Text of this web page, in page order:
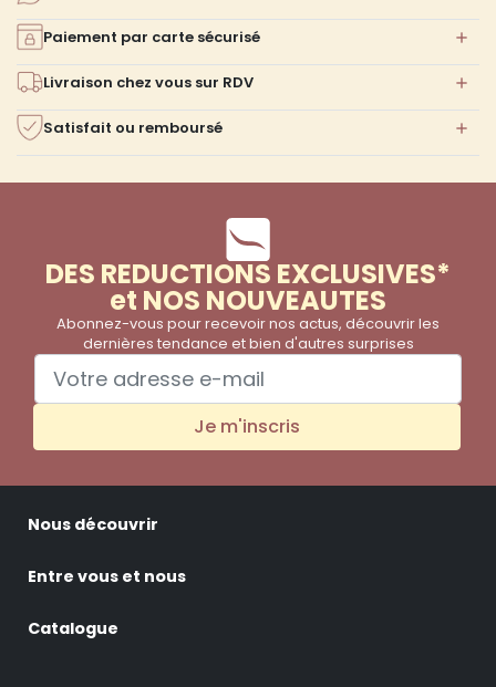
Paiement par carte sécurisé
Livraison chez vous sur RDV
Satisfait ou remboursé
DES REDUCTIONS EXCLUSIVES*
et NOS NOUVEAUTES
Abonnez-vous pour recevoir nos actus, découvrir les
dernières tendance et bien d'autres surprises
Je m'inscris
Nous découvrir
Entre vous et nous
Catalogue